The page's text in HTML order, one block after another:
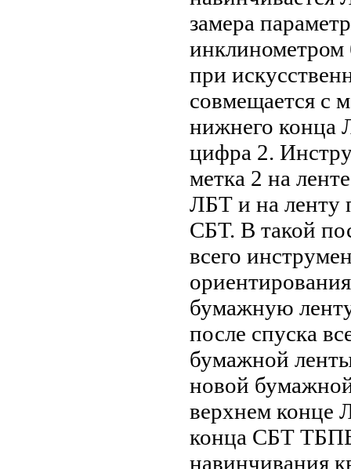
замера
инклинометром
при
совмещается с
нижнего конца
цифра 2.
метка 2 на
ЛБТ и на ленту
СБТ. В такой
всего
бумажную
после спуска
бумажной
новой
верхнем конце
конца СБТ
навинчивания